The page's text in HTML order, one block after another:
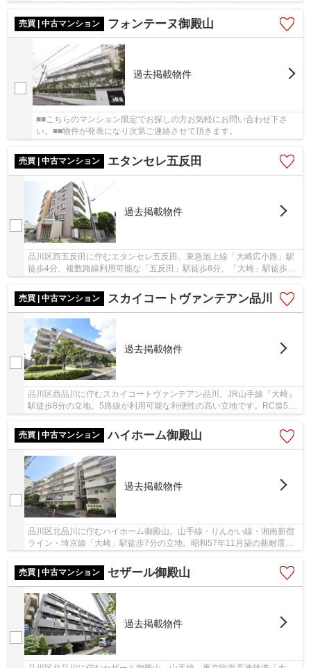
売買 | 中古マンション フォンテーヌ御殿山
過去掲載物件
■■こちらのマンション限定でお探しの方お気軽にお問い合わせ下さ
い。■■物件が発表になり次第ご連絡させて頂きます。
売買 | 中古マンション エタンセレ五反田
過去掲載物件
品川区西五反田に佇むエタンセレ五反田。東急池上線「大崎広小路」駅
徒歩4分、複数路線利用可能な「五反田」駅徒歩8分、「大崎」駅徒歩11
分と3駅7路線利用可能で通勤通学に便利です。7...
売買 | 中古マンション
スカイコートヴァンテアン品川
過去掲載物件
品川区西品川に佇むスカイコートヴァンテアン品川。JR山手線『大崎』
駅徒歩8分の立地。5路線が利用可能な利便性の高い立地です。RC造5階
建て、平成3年11月築の新耐震基準、総戸数74戸...
売買 | 中古マンション
ハイホーム御殿山
過去掲載物件
品川区北品川に佇むハイホーム御殿山。山手線・りんかい線・湘南新宿
ライン・埼京線「大崎」駅徒歩7分の立地。昭和57年11月築の新耐震基
売買 | 中古マンション
セザール御殿山
過去掲載物件